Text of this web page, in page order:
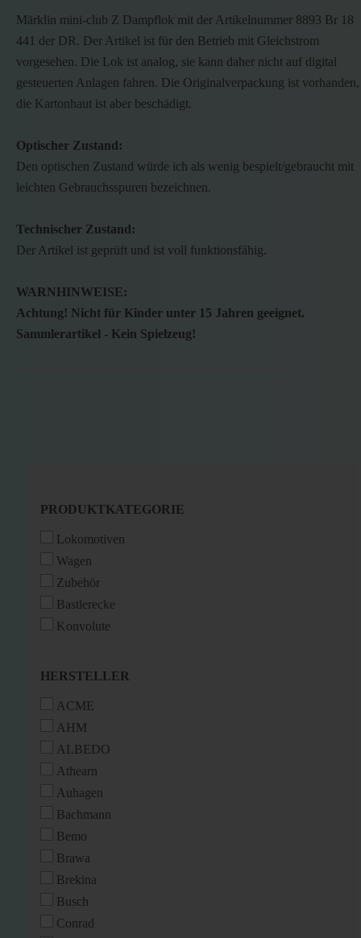
Märklin mini-club Z Dampflok mit der Artikelnummer 8893 Br 18
441 der DR. Der Artikel ist für den Betrieb mit Gleichstrom
vorgesehen. Die Lok ist analog, sie kann daher nicht auf digital
gesteuerten Anlagen fahren. Die Originalverpackung ist vorhanden,
die Kartonhaut ist aber beschädigt.
Optischer Zustand:
Den optischen Zustand würde ich als wenig bespielt/gebraucht mit
leichten Gebrauchsspuren bezeichnen.
Technischer Zustand:
Der Artikel ist geprüft und ist voll funktionsfähig.
WARNHINWEISE:
Achtung! Nicht für Kinder unter 15 Jahren geeignet.
Sammlerartikel - Kein Spielzeug!
PRODUKTKATEGORIE
PRODUKTKATEGORIE
Lokomotiven
Wagen
Zubehör
Bastlerecke
Konvolute
HERSTELLER
HERSTELLER
ACME
AHM
ALBEDO
Athearn
Auhagen
Bachmann
Bemo
Brawa
Brekina
Busch
Conrad